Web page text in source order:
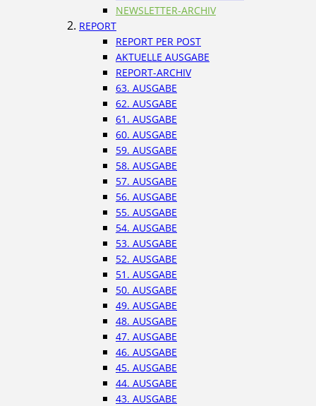
NEWSLETTER-ARCHIV
REPORT
REPORT PER POST
AKTUELLE AUSGABE
REPORT-ARCHIV
63. AUSGABE
62. AUSGABE
61. AUSGABE
60. AUSGABE
59. AUSGABE
58. AUSGABE
57. AUSGABE
56. AUSGABE
55. AUSGABE
54. AUSGABE
53. AUSGABE
52. AUSGABE
51. AUSGABE
50. AUSGABE
49. AUSGABE
48. AUSGABE
47. AUSGABE
46. AUSGABE
45. AUSGABE
44. AUSGABE
43. AUSGABE